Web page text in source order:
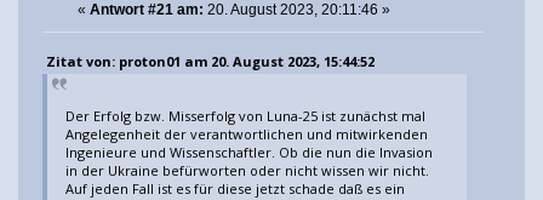
« Antwort #21 am: 20. August 2023, 20:11:46 »
Zitat von: proton01 am 20. August 2023, 15:44:52
Der Erfolg bzw. Misserfolg von Luna-25 ist zunächst mal
Angelegenheit der verantwortlichen und mitwirkenden
Ingenieure und Wissenschaftler. Ob die nun die Invasion
in der Ukraine befürworten oder nicht wissen wir nicht.
Auf jeden Fall ist es für diese jetzt schade daß es ein